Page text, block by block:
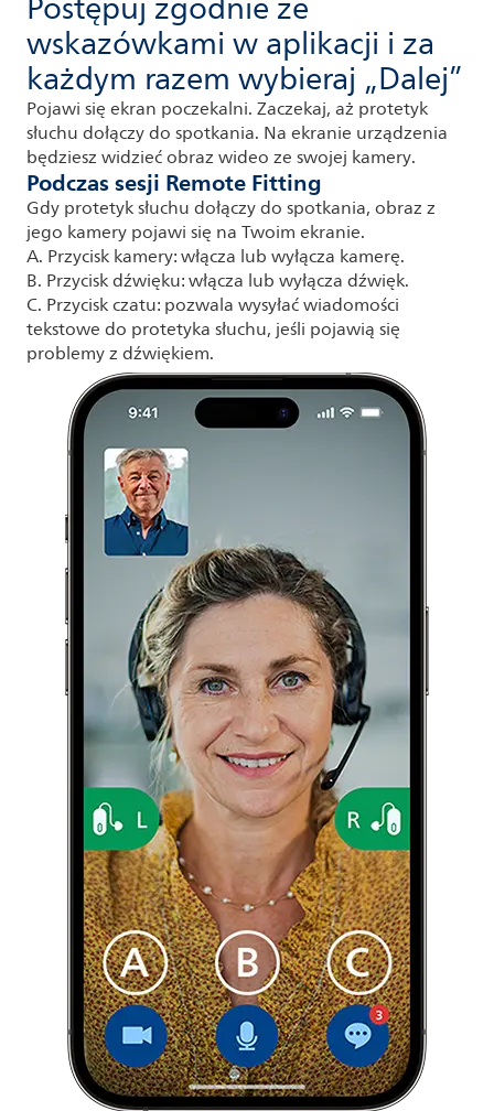
wskazówkami w aplikacji i za
każdym razem wybieraj „Dalej”
Pojawi się ekran poczekalni. Zaczekaj, aż protetyk
słuchu dołączy do spotkania. Na ekranie urządzenia
będziesz widzieć obraz wideo ze swojej kamery.
Podczas sesji Remote Fitting
Gdy protetyk słuchu dołączy do spotkania, obraz z
jego kamery pojawi się na Twoim ekranie.
A. Przycisk kamery: włącza lub wyłącza kamerę.
B. Przycisk dźwięku: włącza lub wyłącza dźwięk.
C. Przycisk czatu: pozwala wysyłać wiadomości
tekstowe do protetyka słuchu, jeśli pojawią się
problemy z dźwiękiem.